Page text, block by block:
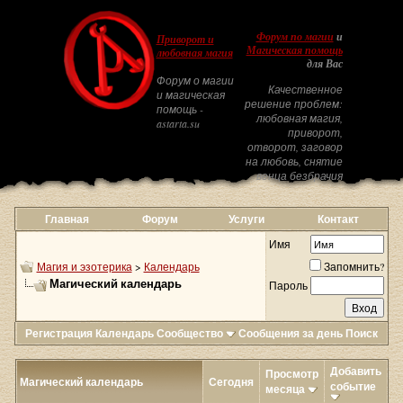
Приворот и
любовная магия
Форум о магии
и магическая
помощь -
astarta.su
Форум по магиии
Магическая помощь
для Вас
Качественное
решение проблем:
любовная магия,
приворот,
отворот, заговор
на любовь, снятие
венца безбрачия
Главная Форум Услуги Контакт
Магия и эзотерика > Календарь
Магический календарь
Имя
Запомнить?
Пароль
Регистрация КалендарьСообщество Сообщения за день Поиск
Магический календарь Сегодня
Просмотр
месяца
Добавить
событие